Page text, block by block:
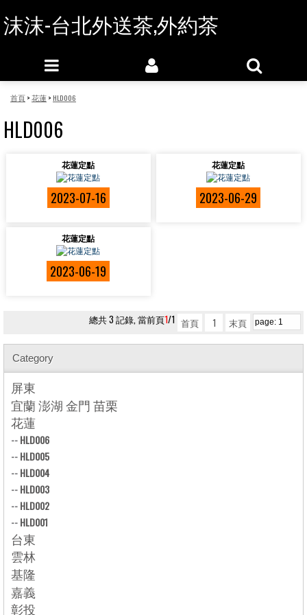
沫沫-台北外送茶,外約茶
首頁>花蓮>HLD006
HLD006
花蓮定點
2023-07-16
花蓮定點
2023-06-29
花蓮定點
2023-06-19
總共 3 記錄, 當前頁1/1 首頁 1 末頁
Category
屏東
宜蘭 澎湖 金門 苗栗
花蓮
--HLD006
--HLD005
--HLD004
--HLD003
--HLD002
--HLD001
台東
雲林
基隆
嘉義
彰投